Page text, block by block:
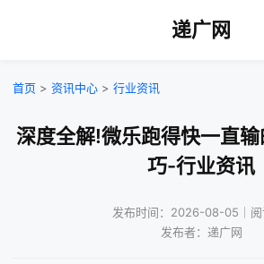
递广网
首页 > 资讯中心 > 行业资讯
深度全解!微乐跑得快一直
巧-行业资讯
发布时间：2026-08-05｜阅
发布者：递广网